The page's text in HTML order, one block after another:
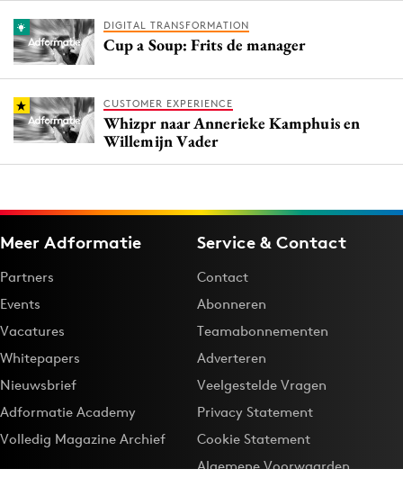
DIGITAL TRANSFORMATION
Cup a Soup: Frits de manager
CUSTOMER EXPERIENCE
Whizpr naar Annerieke Kamphuis en
Willemijn Vader
Meer Adformatie
Partners
Events
Vacatures
Whitepapers
Nieuwsbrief
Adformatie Academy
Volledig Magazine Archief
Service & Contact
Contact
Abonneren
Teamabonnementen
Adverteren
Veelgestelde Vragen
Privacy Statement
Cookie Statement
Algemene Voorwaarden